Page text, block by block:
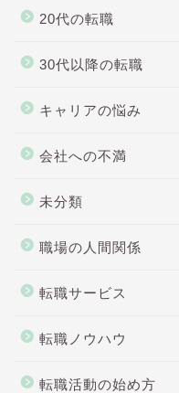
20代の転職
30代以降の転職
キャリアの悩み
会社への不満
未分類
職場の人間関係
転職サービス
転職ノウハウ
転職活動の始め方